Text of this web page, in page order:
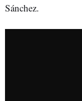
Sánchez.